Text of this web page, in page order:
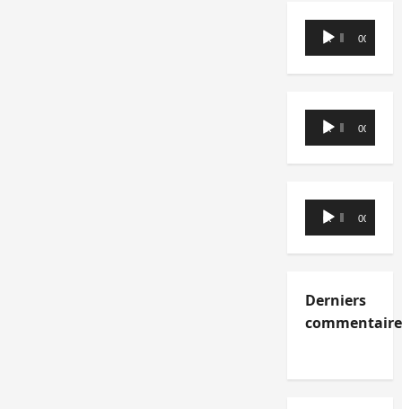
Lecteur
audio
00:00 00:00
Lecteur
audio
00:00 00:00
Lecteur
audio
00:00 00:00
Derniers